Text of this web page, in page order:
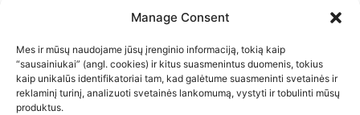
Manage Consent
Mes ir mūsų naudojame jūsų įrenginio informaciją, tokią kaip
“sausainiukai” (angl. cookies) ir kitus suasmenintus duomenis, tokius
kaip unikalūs identifikatoriai tam, kad galėtume suasmeninti svetainės ir
reklaminį turinį, analizuoti svetainės lankomumą, vystyti ir tobulinti mūsų
produktus.